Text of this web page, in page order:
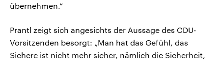
übernehmen.“
Prantl zeigt sich angesichts der Aussage des CDU-
Vorsitzenden besorgt: „Man hat das Gefühl, das
Sichere ist nicht mehr sicher, nämlich die Sicherheit,